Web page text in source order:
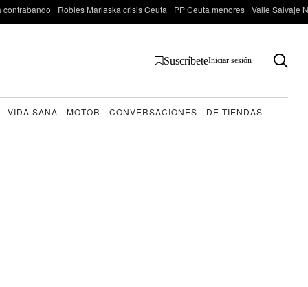
contrabando Robles Marlaska crisis Ceuta PP Ceuta menores Valle Salvaje
SuscríbeteIniciar sesión
VIDA SANA MOTOR CONVERSACIONES DE TIENDAS